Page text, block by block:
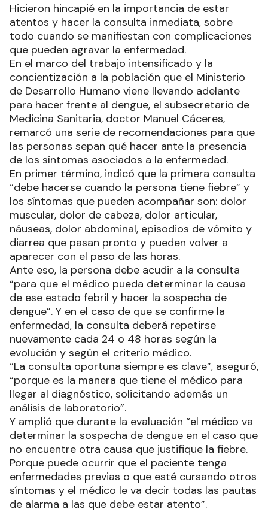
Hicieron hincapié en la importancia de estar
atentos y hacer la consulta inmediata, sobre
todo cuando se manifiestan con complicaciones
que pueden agravar la enfermedad.
En el marco del trabajo intensificado y la
concientización a la población que el Ministerio
de Desarrollo Humano viene llevando adelante
para hacer frente al dengue, el subsecretario de
Medicina Sanitaria, doctor Manuel Cáceres,
remarcó una serie de recomendaciones para que
las personas sepan qué hacer ante la presencia
de los síntomas asociados a la enfermedad.
En primer término, indicó que la primera consulta
“debe hacerse cuando la persona tiene fiebre” y
los síntomas que pueden acompañar son: dolor
muscular, dolor de cabeza, dolor articular,
náuseas, dolor abdominal, episodios de vómito y
diarrea que pasan pronto y pueden volver a
aparecer con el paso de las horas.
Ante eso, la persona debe acudir a la consulta
“para que el médico pueda determinar la causa
de ese estado febril y hacer la sospecha de
dengue”. Y en el caso de que se confirme la
enfermedad, la consulta deberá repetirse
nuevamente cada 24 o 48 horas según la
evolución y según el criterio médico.
“La consulta oportuna siempre es clave”, aseguró,
“porque es la manera que tiene el médico para
llegar al diagnóstico, solicitando además un
análisis de laboratorio”.
Y amplió que durante la evaluación “el médico va
determinar la sospecha de dengue en el caso que
no encuentre otra causa que justifique la fiebre.
Porque puede ocurrir que el paciente tenga
enfermedades previas o que esté cursando otros
síntomas y el médico le va decir todas las pautas
de alarma a las que debe estar atento”.